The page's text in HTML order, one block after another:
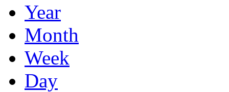
Year
Month
Week
Day